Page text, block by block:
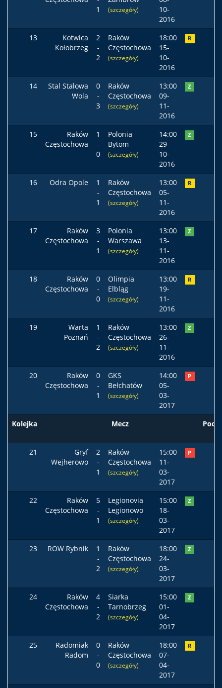
1
(szczegóły)
10-
2016
13
Kotwica
Kołobrzeg
2
-
2
Raków
Częstochowa
(szczegóły)
18:00
15-
10-
2016
R
14
Stal Stalowa
Wola
0
-
3
Raków
Częstochowa
(szczegóły)
13:00
09-
11-
2016
Z
15
Raków
Częstochowa
1
-
0
Polonia
Bytom
(szczegóły)
14:00
29-
10-
2016
Z
16 Odra Opole
1
-
1
Raków
Częstochowa
(szczegóły)
13:00
05-
11-
2016
R
17
Raków
Częstochowa
3
-
1
Polonia
Warszawa
(szczegóły)
13:00
13-
11-
2016
Z
18
Raków
Częstochowa
0
-
0
Olimpia
Elbląg
(szczegóły)
13:00
19-
11-
2016
R
19
Warta
Poznań
1
-
2
Raków
Częstochowa
(szczegóły)
13:00
26-
11-
2016
Z
20
Raków
Częstochowa
0
-
1
GKS
Bełchatów
(szczegóły)
14:00
05-
03-
2017
P
Kolejka Mecz Podst
21
Gryf
Wejherowo
2
-
1
Raków
Częstochowa
(szczegóły)
15:00
11-
03-
2017
P
22
Raków
Częstochowa
5
-
1
Legionovia
Legionowo
(szczegóły)
15:00
18-
03-
2017
Z
23 ROW Rybnik
1
-
2
Raków
Częstochowa
(szczegóły)
18:00
24-
03-
2017
Z
24
Raków
Częstochowa
4
-
2
Siarka
Tarnobrzeg
(szczegóły)
15:00
01-
04-
2017
Z
25
Radomiak
Radom
0
-
0
Raków
Częstochowa
(szczegóły)
18:00
07-
04-
2017
R